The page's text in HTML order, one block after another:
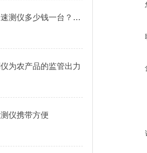
土壤肥料养分速测仪多少钱一台？价格是多少？
为农产品的监管出力
仪携带方便